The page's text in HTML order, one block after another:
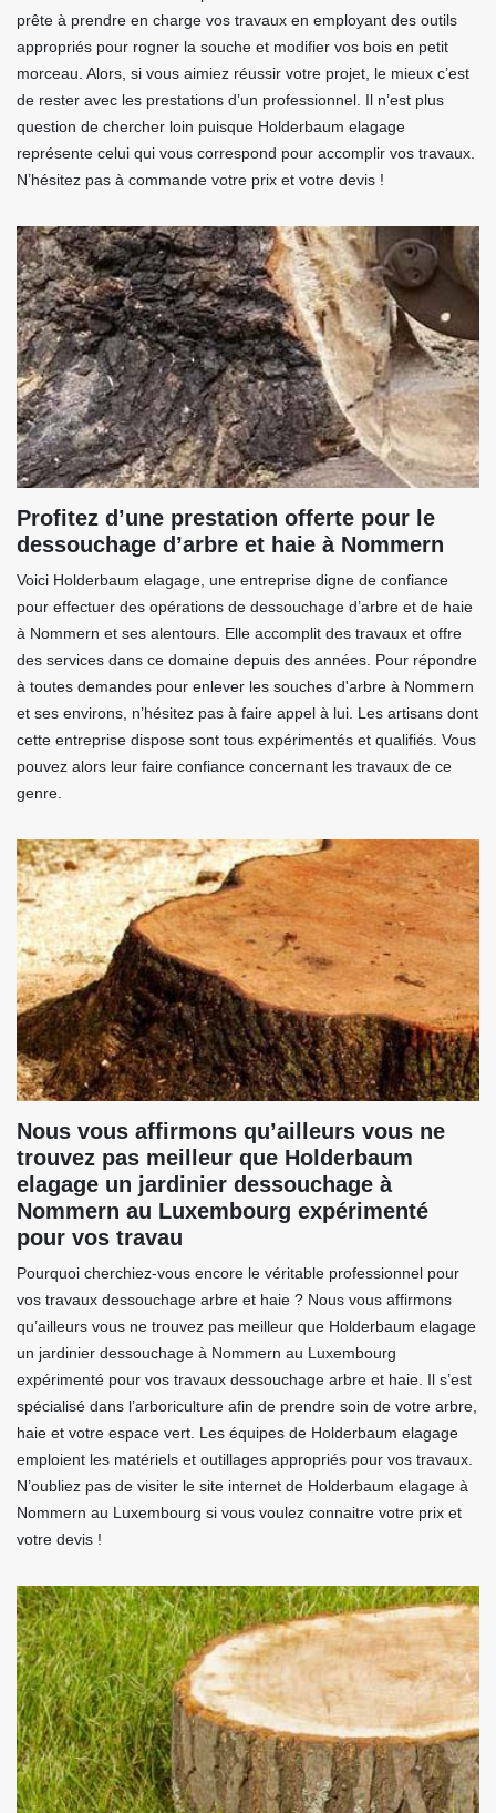
prête à prendre en charge vos travaux en employant des outils
appropriés pour rogner la souche et modifier vos bois en petit
morceau. Alors, si vous aimiez réussir votre projet, le mieux c’est
de rester avec les prestations d’un professionnel. Il n’est plus
question de chercher loin puisque Holderbaum elagage
représente celui qui vous correspond pour accomplir vos travaux.
N’hésitez pas à commande votre prix et votre devis !
Profitez d’une prestation offerte pour le
dessouchage d’arbre et haie à Nommern
Voici Holderbaum elagage, une entreprise digne de confiance
pour effectuer des opérations de dessouchage d’arbre et de haie
à Nommern et ses alentours. Elle accomplit des travaux et offre
des services dans ce domaine depuis des années. Pour répondre
à toutes demandes pour enlever les souches d'arbre à Nommern
et ses environs, n’hésitez pas à faire appel à lui. Les artisans dont
cette entreprise dispose sont tous expérimentés et qualifiés. Vous
pouvez alors leur faire confiance concernant les travaux de ce
genre.
Nous vous affirmons qu’ailleurs vous ne
trouvez pas meilleur que Holderbaum
elagage un jardinier dessouchage à
Nommern au Luxembourg expérimenté
pour vos travau
Pourquoi cherchiez-vous encore le véritable professionnel pour
vos travaux dessouchage arbre et haie ? Nous vous affirmons
qu’ailleurs vous ne trouvez pas meilleur que Holderbaum elagage
un jardinier dessouchage à Nommern au Luxembourg
expérimenté pour vos travaux dessouchage arbre et haie. Il s’est
spécialisé dans l’arboriculture afin de prendre soin de votre arbre,
haie et votre espace vert. Les équipes de Holderbaum elagage
emploient les matériels et outillages appropriés pour vos travaux.
N’oubliez pas de visiter le site internet de Holderbaum elagage à
Nommern au Luxembourg si vous voulez connaitre votre prix et
votre devis !